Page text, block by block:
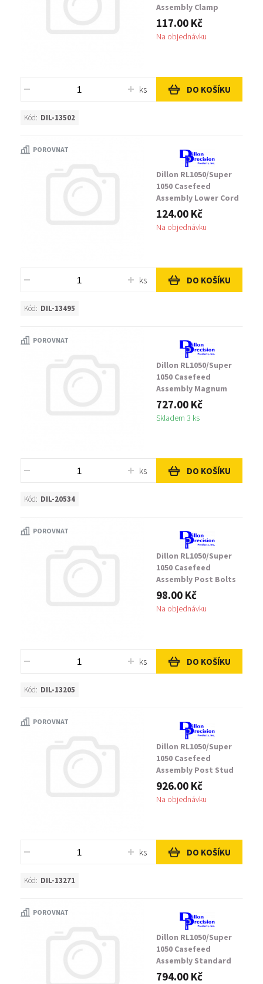
Assembly Clamp
Retaining Screw
117.00 Kč
Na objednávku
ks DO KOŠÍKU
Kód: DIL-13502
POROVNAT
Dillon RL1050/Super
1050 Casefeed
Assembly Lower Cord
Clamp
124.00 Kč
Na objednávku
ks DO KOŠÍKU
Kód: DIL-13495
POROVNAT
Dillon RL1050/Super
1050 Casefeed
Assembly Magnum
Case Feed Tube
727.00 Kč
Skladem 3 ks
ks DO KOŠÍKU
Kód: DIL-20534
POROVNAT
Dillon RL1050/Super
1050 Casefeed
Assembly Post Bolts
98.00 Kč
Na objednávku
ks DO KOŠÍKU
Kód: DIL-13205
POROVNAT
Dillon RL1050/Super
1050 Casefeed
Assembly Post Stud
926.00 Kč
Na objednávku
ks DO KOŠÍKU
Kód: DIL-13271
POROVNAT
Dillon RL1050/Super
1050 Casefeed
Assembly Standard
Size Case Feed Tube
794.00 Kč